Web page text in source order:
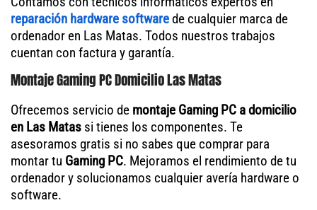
reparación hardware softwarede cualquier marca de
ordenador en Las Matas. Todos nuestros trabajos
cuentan con factura y garantía.
Montaje Gaming PC Domicilio Las Matas
Ofrecemos servicio de montaje Gaming PC a domicilio
en Las Matas si tienes los componentes. Te
asesoramos gratis si no sabes que comprar para
montar tu Gaming PC. Mejoramos el rendimiento de tu
ordenador y solucionamos cualquier avería hardware o
software.